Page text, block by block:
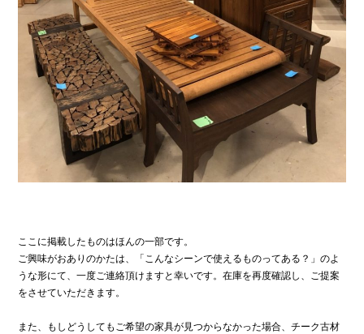
ここに掲載したものはほんの一部です。
ご興味がおありのかたは、「こんなシーンで使えるものってある？」のよ
うな形にて、一度ご連絡頂けますと幸いです。在庫を再度確認し、ご提案
をさせていただきます。
また、もしどうしてもご希望の家具が見つからなかった場合、チーク古材